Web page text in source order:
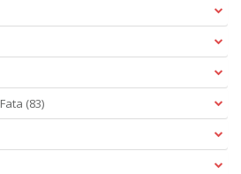
(83)